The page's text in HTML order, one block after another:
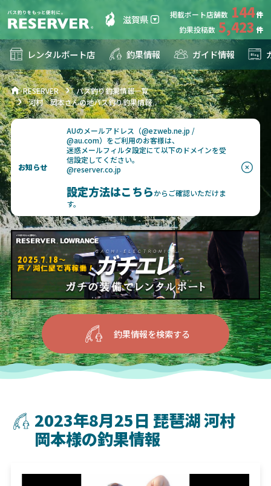
滋賀県 掲載ボート店舗数 144
釣果投稿数 5,423
レンタルボート店 釣果情報 ガイド情報
RESERVER
バス釣り釣果情報一覧
河村 岡本さんの地バス釣り釣果情報
お知らせ
AUのメールアドレス（@ezweb.ne.jp /
@au.com）をご利用のお客様は、
迷惑メールフィルタ設定にて以下のドメインを受
信設定してください。
@reserver.co.jp
設定方法はこちらからご確認いただけま
す。
釣果情報を検索する
2023年8月25日 琵琶湖 河村
岡本様の釣果情報